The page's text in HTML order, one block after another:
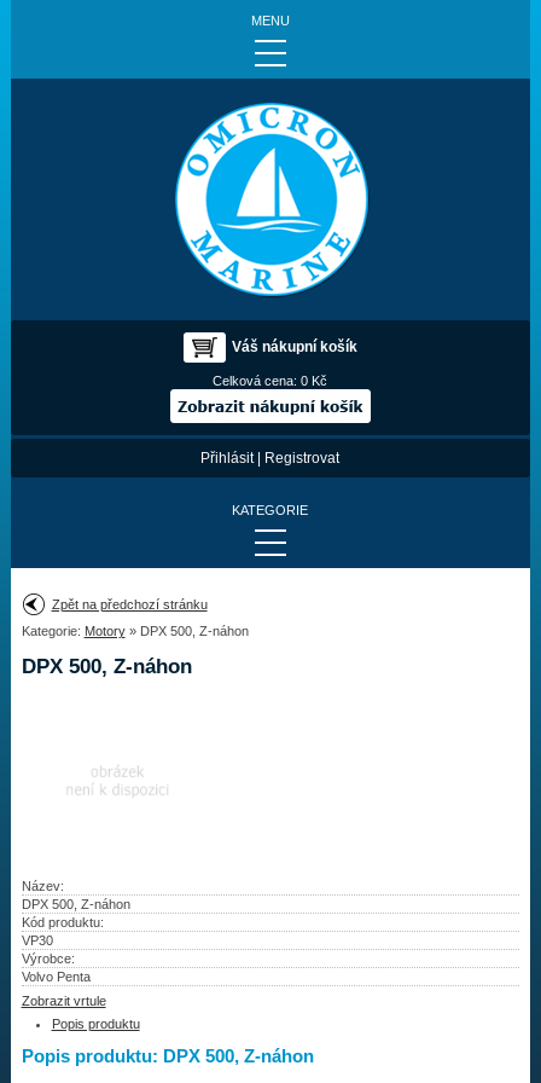
MENU
Váš nákupní košík
Celková cena:0 Kč
Přihlásit| Registrovat
KATEGORIE
Provedení:
Výrobce:
Najít vrtuli
Vrtule
Redukční pouzdra XHS
Kontakty
Aktuality
Zpět na předchozí stránku
Kategorie: Motory» DPX 500, Z-náhon
DPX 500, Z-náhon
Název:
DPX 500, Z-náhon
Kód produktu:
VP30
Výrobce:
Volvo Penta
Zobrazit vrtule
Popis produktu
Popis produktu: DPX 500, Z-náhon